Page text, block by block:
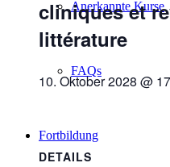
Anerkannte Kurse
FAQs
Fortbildung
cliniques et
littérature
10. Oktober 2028 @
DETAILS